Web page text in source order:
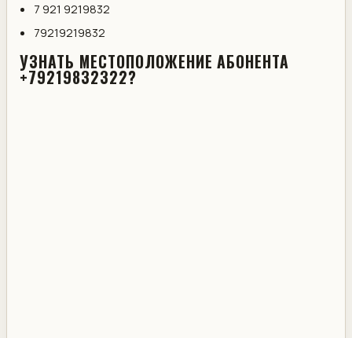
7 921 9219832
79219219832
УЗНАТЬ МЕСТОПОЛОЖЕНИЕ АБОНЕНТА
+79219832322?